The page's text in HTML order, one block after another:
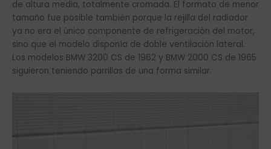
de altura media, totalmente cromada. El formato de menor
tamaño fue posible también porque la rejilla del radiador
ya no era el único componente de refrigeración del motor,
sino que el modelo disponía de doble ventilación lateral.
Los modelos BMW 3200 CS de 1962 y BMW 2000 CS de 1965
siguieron teniendo parrillas de una forma similar.